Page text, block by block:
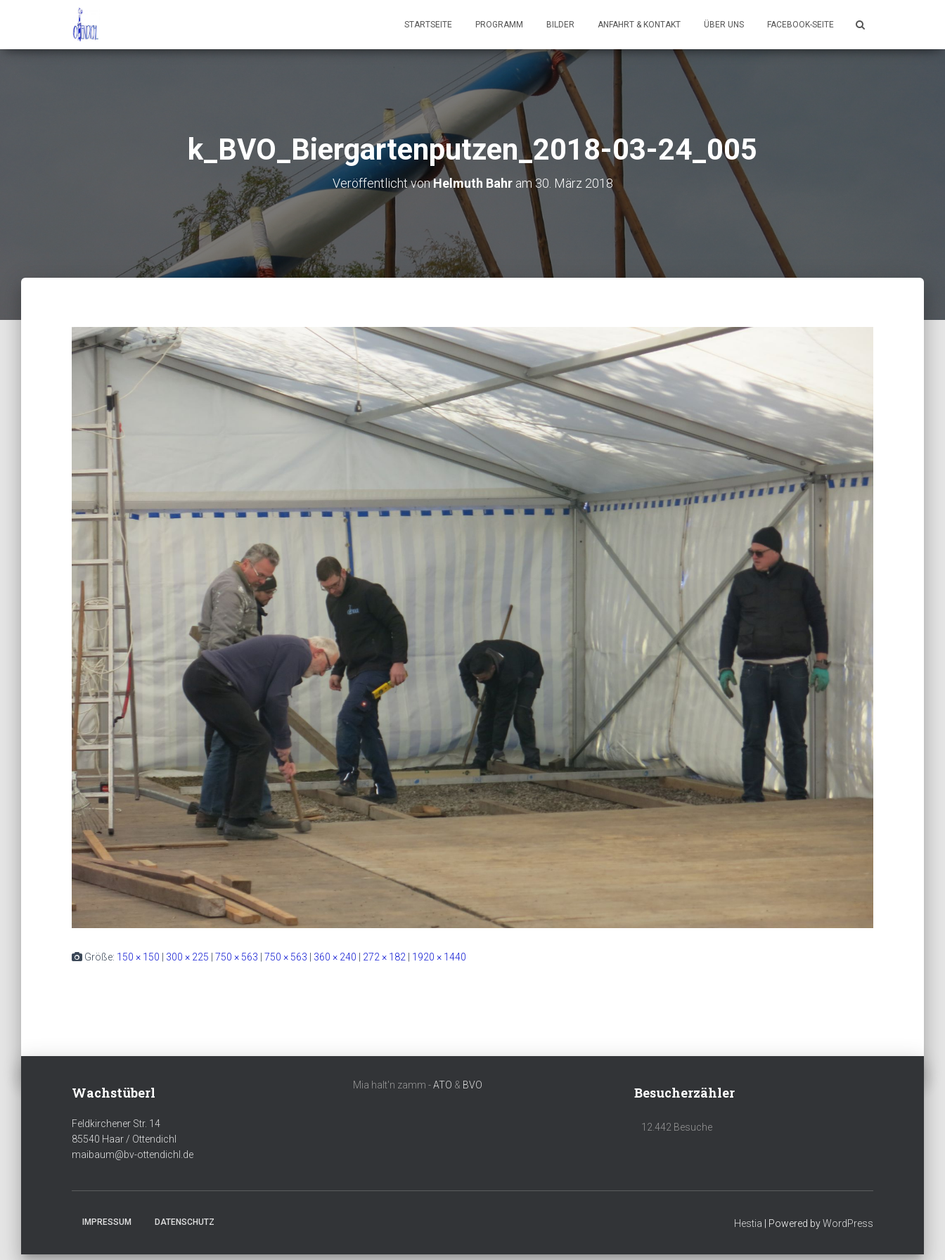
STARTSEITE PROGRAMM BILDER ANFAHRT & KONTAKT ÜBER UNS FACEBOOK-SEITE
k_BVO_Biergartenputzen_2018-03-24_005
Veröffentlicht vonHelmuth Bahram 30. März 2018
Größe: 150 × 150 300 × 225 750 × 563 750 × 563 360 × 240 272 × 182 1920 × 1440
Wachstüberl
Feldkirchener Str. 14
85540 Haar / Ottendichl
maibaum@bv-ottendichl.de
Mia halt'n zamm -ATO & BVO Besucherzähler
12.442 Besuche
IMPRESSUM DATENSCHUTZ Hestia | Powered byWordPress